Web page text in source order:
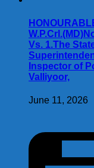
Vs. 1.The
Inspector of
Valliyoor,
June 11, 2026